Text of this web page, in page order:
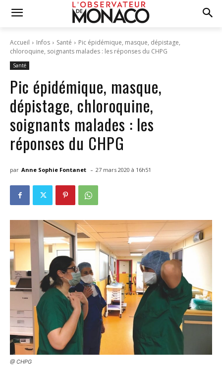
Accueil Infos Santé
Pic épidémique, masque, dépistage,
chloroquine, soignants malades : les réponses du CHPG
Santé
Pic épidémique, masque,
dépistage, chloroquine,
soignants malades : les
réponses du CHPG
par Anne Sophie Fontanet - 27 mars 2020 à 16h51
@ CHPG